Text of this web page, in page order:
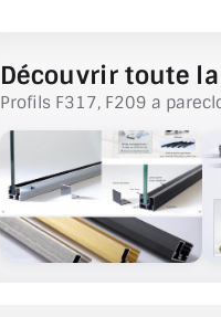
Découvrir toute
Profils F317, F209 a